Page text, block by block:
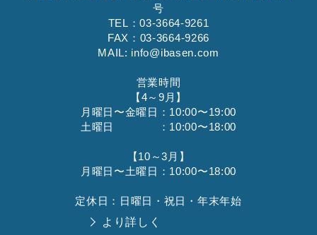
号
TEL：03-3664-9261
FAX：03-3664-9266
MAIL: info@ibasen.com
営業時間
【4～9月】
月曜日〜金曜日：10:00〜19:00
土曜日 ：10:00〜18:00
【10～3月】
月曜日〜土曜日：10:00〜18:00
定休日：日曜日・祝日・年末年始
より詳しく